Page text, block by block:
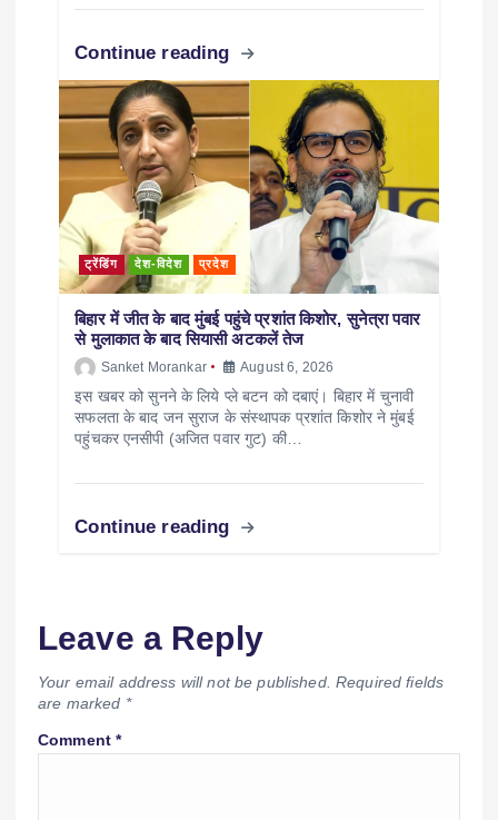
Continue reading
ट्रेंडिंग देश-विदेश प्रदेश
बिहार में जीत के बाद मुंबई पहुंचे प्रशांत किशोर, सुनेत्रा पवार
से मुलाकात के बाद सियासी अटकलें तेज
Sanket Morankar August 6, 2026
इस खबर को सुनने के लिये प्ले बटन को दबाएं। बिहार में चुनावी
सफलता के बाद जन सुराज के संस्थापक प्रशांत किशोर ने मुंबई
पहुंचकर एनसीपी (अजित पवार गुट) की…
Continue reading
Leave a Reply
Your email address will not be published. Required fields
are marked *
Comment*